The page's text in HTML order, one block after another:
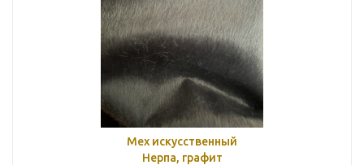
Мех искусственный
Нерпа, графит